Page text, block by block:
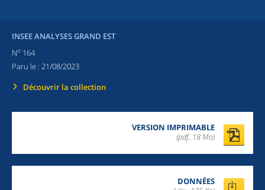
INSEE ANALYSES GRAND EST
No 164
Paru le : 21/08/2023
Découvrir la collection
VERSION IMPRIMABLE
(pdf, 18 Mo)
DONNÉES